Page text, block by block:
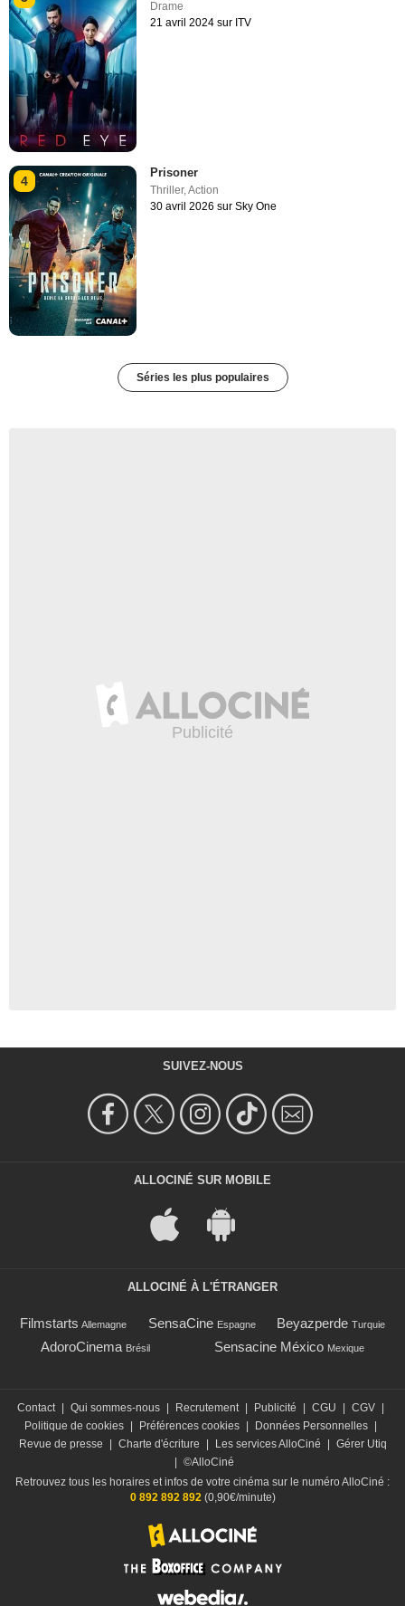
Drame
21 avril 2024 sur ITV
4
Prisoner
Thriller,Action
30 avril 2026 sur Sky One
Séries les plus populaires
SUIVEZ-NOUS
ALLOCINÉ SUR MOBILE
ALLOCINÉ À L'ÉTRANGER
Filmstarts Allemagne SensaCine Espagne Beyazperde Turquie
AdoroCinema Brésil Sensacine México Mexique
Contact Qui sommes-nous Recrutement Publicité CGU CGV
Politique de cookies
Préférences cookies Données Personnelles
Revue de presse
Charte d'écriture Les services AlloCiné
Gérer Utiq
©AlloCiné
Retrouvez tous les horaires et infos de votre cinéma sur le numéro AlloCiné :
0 892 892 892(0,90€/minute)